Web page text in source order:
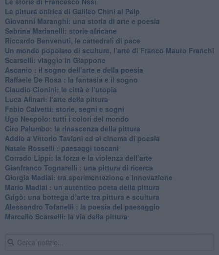
​La pittura onirica di Galileo Chini al Palp
​Giovanni Maranghi: una storia di arte e poesia
Sabrina Marianelli: storie africane
​Riccardo Benvenuti, le cattedrali di pace
​Un mondo popolato di sculture, l’arte di Franco Mauro Franchi
​Scarselli: viaggio in Giappone
​Ascanio : il sogno dell’arte e della poesia
Raffaele De Rosa : la fantasia e il sogno
​Claudio Cionini: le città e l’utopia
Luca Alinari: l’arte della pittura
​Fabio Calvetti: storie, segni e sogni
Ugo Nespolo: tutti i colori del mondo
​Ciro Palumbo: la rinascenza della pittura
​Addio a Vittorio Taviani ed al cinema di poesia
​Natale Rosselli : paesaggi toscani
​Corrado Lippi: la forza e la violenza dell’arte
Gianfranco Tognarelli : una pittura di ricerca
Giorgia Madiai: tra sperimentazione e innovazione
Mario Madiai : un autentico poeta della pittura
Grigò: una bottega d’arte tra pittura e scultura
Alessandro Tofanelli : la poesia del paesaggio
​Marcello Scarselli: la via della pittura